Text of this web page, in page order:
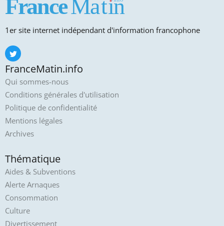
1er site internet indépendant d'information francophone
FranceMatin.info
Qui sommes-nous
Conditions générales d'utilisation
Politique de confidentialité
Mentions légales
Archives
Thématique
Aides & Subventions
Alerte Arnaques
Consommation
Culture
Divertissement